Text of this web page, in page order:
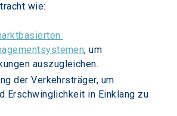
wie:
, um
auszugleichen.
der Verkehrsträger, um
Erschwinglichkeit in Einklang zu